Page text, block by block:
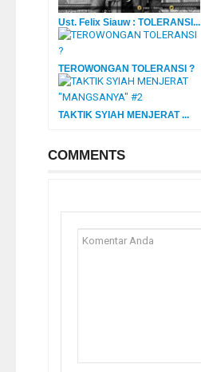
Ust. Felix Siauw : TOLERANSI...
TEROWONGAN TOLERANSI ?
TAKTIK SYIAH MENJERAT ...
COMMENTS